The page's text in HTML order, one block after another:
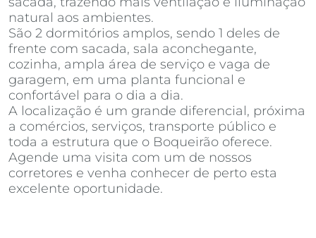
natural aos ambientes.
São 2 dormitórios amplos, sendo 1 deles de
frente com sacada, sala aconchegante,
cozinha, ampla área de serviço e vaga de
garagem, em uma planta funcional e
confortável para o dia a dia.
A localização é um grande diferencial, próxima
a comércios, serviços, transporte público e
toda a estrutura que o Boqueirão oferece.
Agende uma visita com um de nossos
corretores e venha conhecer de perto esta
excelente oportunidade.